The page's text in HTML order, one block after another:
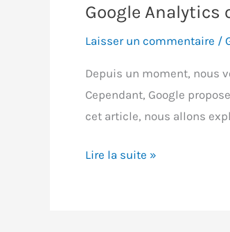
Google Analytics
Laisser un commentaire /
Depuis un moment, nous
Cependant, Google
cet article, nous allons
Google
Lire la suite »